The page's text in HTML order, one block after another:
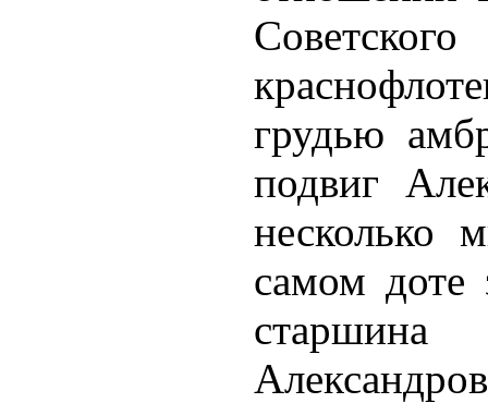
грудью
подвиг
несколько
самом доте